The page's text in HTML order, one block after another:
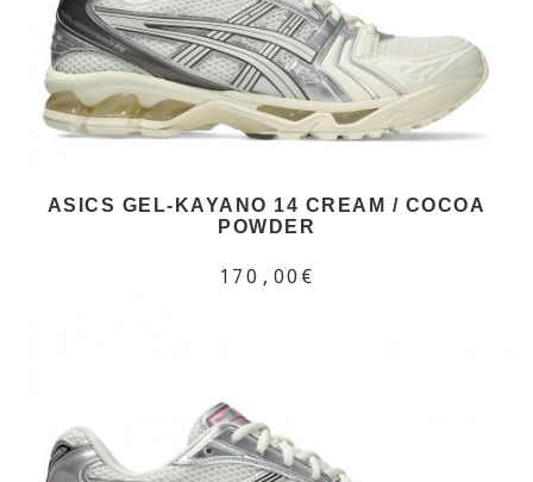
ASICS GEL-KAYANO 14 CREAM / COCOA
POWDER
170,00€